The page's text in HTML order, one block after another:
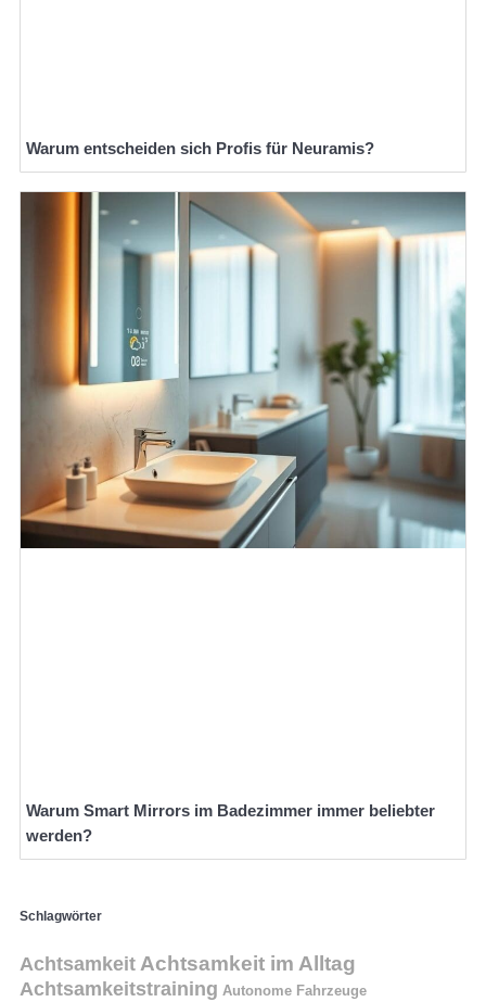
Warum entscheiden sich Profis für Neuramis?
Warum Smart Mirrors im Badezimmer immer beliebter
werden?
Schlagwörter
AchtsamkeitAchtsamkeit im Alltag
Achtsamkeitstraining Autonome Fahrzeuge